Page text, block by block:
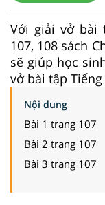
Với giải vở bài
107, 108 sách
sẽ giúp học
vở bài tập
Nội dung
Bài 1 trang 107
Bài 2 trang 107
Bài 3 trang 107